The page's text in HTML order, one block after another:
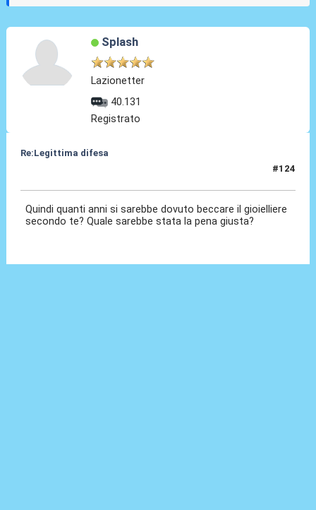
Splash
Lazionetter
40.131
Registrato
Re:Legittima difesa
#124
Quindi quanti anni si sarebbe dovuto beccare il gioielliere
secondo te? Quale sarebbe stata la pena giusta?